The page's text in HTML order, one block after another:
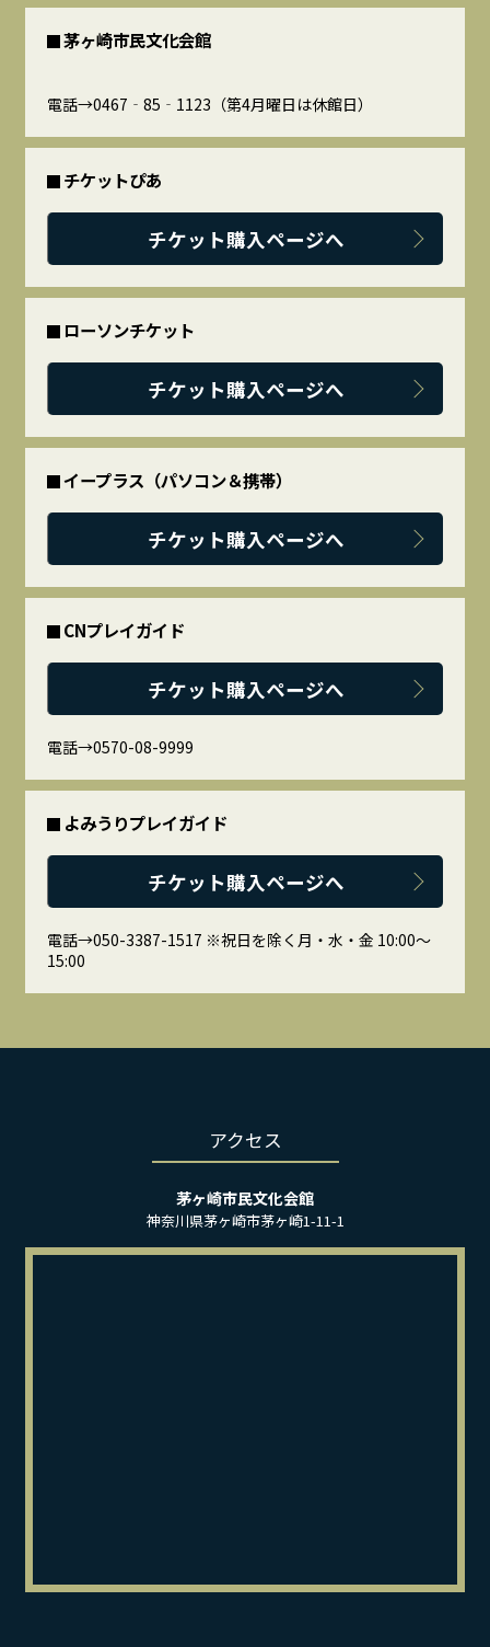
茅ヶ崎市民文化会館
電話→0467‐85‐1123（第4月曜日は休館日）
チケットぴあ
チケット購入ページへ
ローソンチケット
チケット購入ページへ
イープラス（パソコン＆携帯）
チケット購入ページへ
CNプレイガイド
チケット購入ページへ
電話→0570-08-9999
よみうりプレイガイド
チケット購入ページへ
電話→050-3387-1517 ※祝日を除く月・水・金 10:00～
15:00
アクセス
茅ヶ崎市民文化会館
神奈川県茅ヶ崎市茅ヶ崎1-11-1